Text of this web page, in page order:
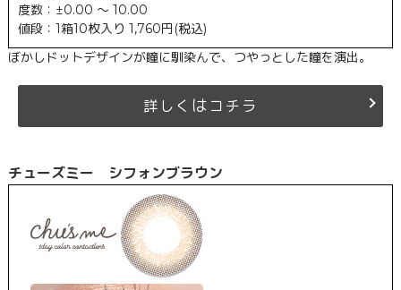
度数：±0.00 ～ 10.00
値段：1箱10枚入り 1,760円(税込)
ぼかしドットデザインが瞳に馴染んで、つやっとした瞳を演出。
詳しく は コチラ
チューズミー シフォンブラウン